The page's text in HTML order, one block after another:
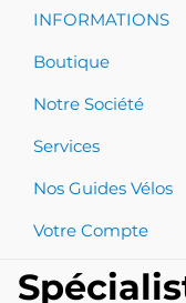
INFORMATIONS
Boutique
Notre Société
Services
Nos Guides Vélos
Votre Compte